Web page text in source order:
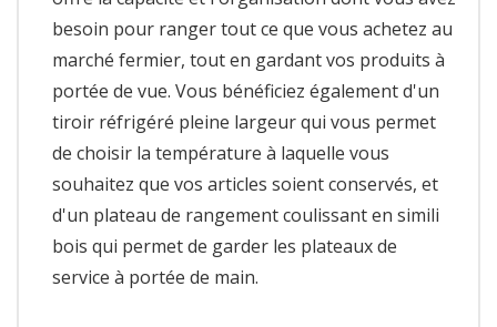
besoin pour ranger tout ce que vous achetez au
marché fermier, tout en gardant vos produits à
portée de vue. Vous bénéficiez également d'un
tiroir réfrigéré pleine largeur qui vous permet
de choisir la température à laquelle vous
souhaitez que vos articles soient conservés, et
d'un plateau de rangement coulissant en simili
bois qui permet de garder les plateaux de
service à portée de main.